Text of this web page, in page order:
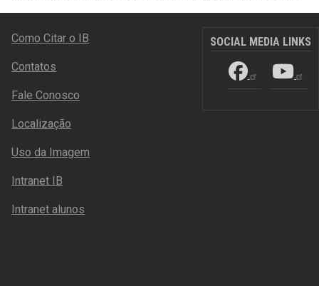
RODAPÉ
Como Citar o IB
Contatos
Fale Conosco
Localização
Uso da Imagem
Intranet IB
Intranet alunos
SOCIAL MEDIA LINKS